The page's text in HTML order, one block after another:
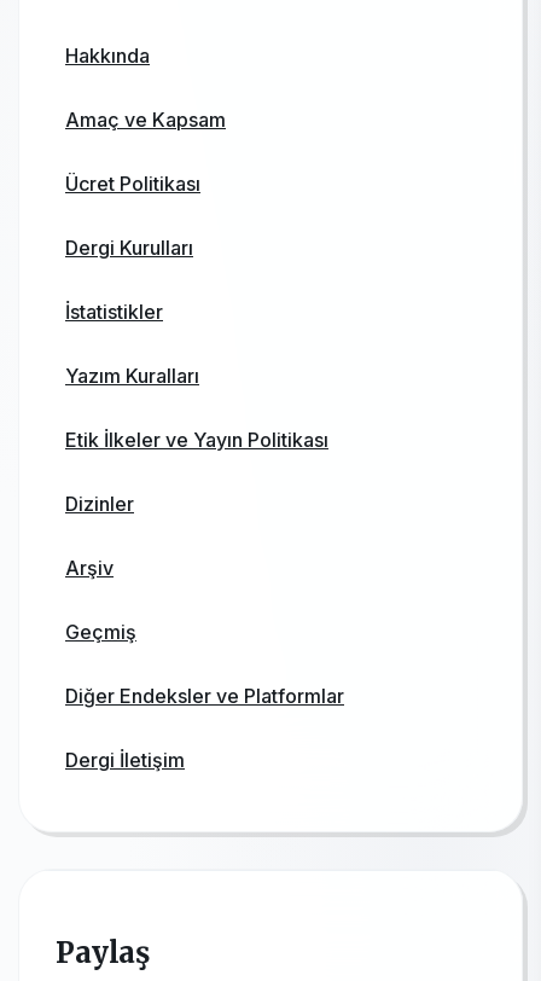
Hakkında
Amaç ve Kapsam
Ücret Politikası
Dergi Kurulları
İstatistikler
Yazım Kuralları
Etik İlkeler ve Yayın Politikası
Dizinler
Arşiv
Geçmiş
Diğer Endeksler ve Platformlar
Dergi İletişim
Paylaş